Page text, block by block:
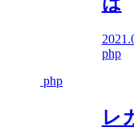
php
php
レ